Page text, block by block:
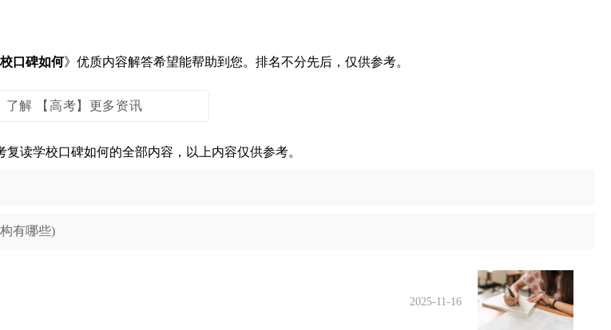
口碑如何》优质内容解答希望能帮助到您。排名不分先后，仅供参考。
了解 【高考】更多资讯
读学校口碑如何的全部内容，以上内容仅供参考。
有哪些)
2025-11-16